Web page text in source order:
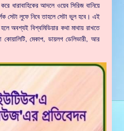
ধারাবাহিকের আদলে ওয়েব সিরিজ বানিয়ে
সেটা লুফে নিবে তাহলে সেটা ভুল হবে। এই
হলে অবশ্যই বিশ্বমিডিয়ার কথা মাথায় রাখতে
কোয়ালিটি, মেকাপ, ডায়লগ ডেলিভারী, আর